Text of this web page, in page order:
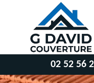
02 52 56